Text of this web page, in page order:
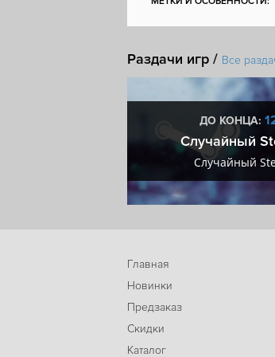
Ролевой экшен
Раздачи игр / Все
ДО КОНЦА:
Случайный
Случайный
Главная
Новинки
Предзаказ
Скидки
Каталог